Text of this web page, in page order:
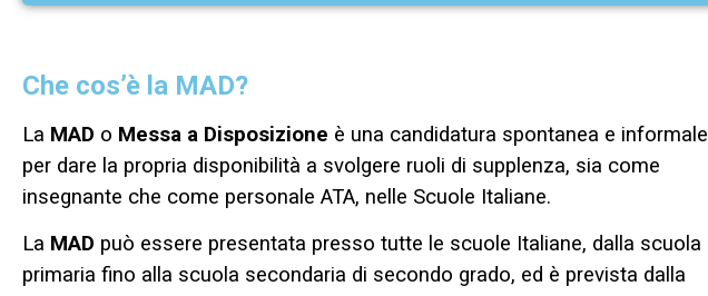
Che cos’è la MAD?
La MAD o Messa a Disposizione è una candidatura spontanea e informale
per dare la propria disponibilità a svolgere ruoli di supplenza, sia come
insegnante che come personale ATA, nelle Scuole Italiane.
La MAD può essere presentata presso tutte le scuole Italiane, dalla scuola
primaria fino alla scuola secondaria di secondo grado, ed è prevista dalla